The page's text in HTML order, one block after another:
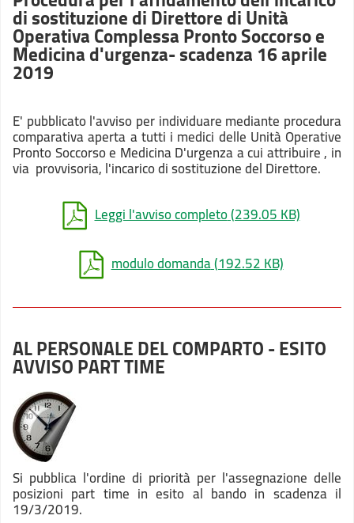
di sostituzione di Direttore di Unità
Operativa Complessa Pronto Soccorso e
Medicina d'urgenza- scadenza 16 aprile
2019
E' pubblicato l'avviso per individuare mediante procedura
comparativa aperta a tutti i medici delle Unità Operative
Pronto Soccorso e Medicina D'urgenza a cui attribuire , in
via provvisoria, l'incarico di sostituzione del Direttore.
Leggi l'avviso completo(239.05 KB)
modulo domanda(192.52 KB)
AL PERSONALE DEL COMPARTO - ESITO
AVVISO PART TIME
Si pubblica l'ordine di priorità per l'assegnazione delle
posizioni part time in esito al bando in scadenza il
19/3/2019.